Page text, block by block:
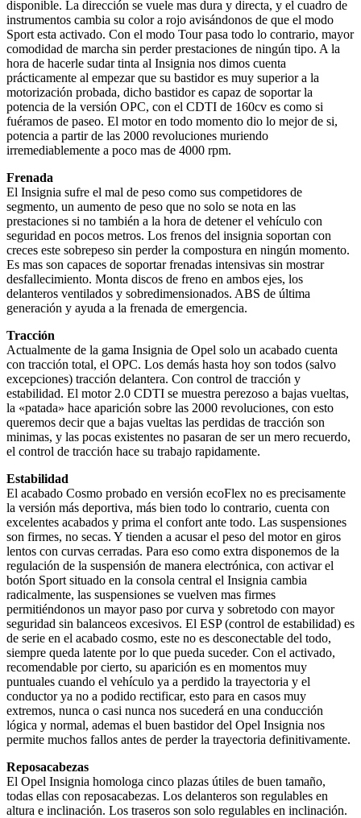
disponible. La dirección se vuele mas dura y directa, y el cuadro de
instrumentos cambia su color a rojo avisándonos de que el modo
Sport esta activado. Con el modo Tour pasa todo lo contrario, mayor
comodidad de marcha sin perder prestaciones de ningún tipo. A la
hora de hacerle sudar tinta al Insignia nos dimos cuenta
prácticamente al empezar que su bastidor es muy superior a la
motorización probada, dicho bastidor es capaz de soportar la
potencia de la versión OPC, con el CDTI de 160cv es como si
fuéramos de paseo. El motor en todo momento dio lo mejor de si,
potencia a partir de las 2000 revoluciones muriendo
irremediablemente a poco mas de 4000 rpm.
Frenada
El Insignia sufre el mal de peso como sus competidores de
segmento, un aumento de peso que no solo se nota en las
prestaciones si no también a la hora de detener el vehículo con
seguridad en pocos metros. Los frenos del insignia soportan con
creces este sobrepeso sin perder la compostura en ningún momento.
Es mas son capaces de soportar frenadas intensivas sin mostrar
desfallecimiento. Monta discos de freno en ambos ejes, los
delanteros ventilados y sobredimensionados. ABS de última
generación y ayuda a la frenada de emergencia.
Tracción
Actualmente de la gama Insignia de Opel solo un acabado cuenta
con tracción total, el OPC. Los demás hasta hoy son todos (salvo
excepciones) tracción delantera. Con control de tracción y
estabilidad. El motor 2.0 CDTI se muestra perezoso a bajas vueltas,
la «patada» hace aparición sobre las 2000 revoluciones, con esto
queremos decir que a bajas vueltas las perdidas de tracción son
minimas, y las pocas existentes no pasaran de ser un mero recuerdo,
el control de tracción hace su trabajo rapidamente.
Estabilidad
El acabado Cosmo probado en versión ecoFlex no es precisamente
la versión más deportiva, más bien todo lo contrario, cuenta con
excelentes acabados y prima el confort ante todo. Las suspensiones
son firmes, no secas. Y tienden a acusar el peso del motor en giros
lentos con curvas cerradas. Para eso como extra disponemos de la
regulación de la suspensión de manera electrónica, con activar el
botón Sport situado en la consola central el Insignia cambia
radicalmente, las suspensiones se vuelven mas firmes
permitiéndonos un mayor paso por curva y sobretodo con mayor
seguridad sin balanceos excesivos. El ESP (control de estabilidad) es
de serie en el acabado cosmo, este no es desconectable del todo,
siempre queda latente por lo que pueda suceder. Con el activado,
recomendable por cierto, su aparición es en momentos muy
puntuales cuando el vehículo ya a perdido la trayectoria y el
conductor ya no a podido rectificar, esto para en casos muy
extremos, nunca o casi nunca nos sucederá en una conducción
lógica y normal, ademas el buen bastidor del Opel Insignia nos
permite muchos fallos antes de perder la trayectoria definitivamente.
Reposacabezas
El Opel Insignia homologa cinco plazas útiles de buen tamaño,
todas ellas con reposacabezas. Los delanteros son regulables en
altura e inclinación. Los traseros son solo regulables en inclinación.